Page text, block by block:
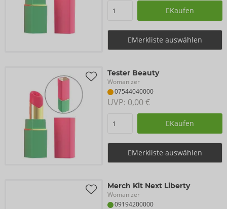
Kaufen
Merkliste auswählen
Tester Beauty
Womanizer
07544040000
UVP: 0,00 €
Kaufen
Merkliste auswählen
Merch Kit Next Liberty
Womanizer
09194200000